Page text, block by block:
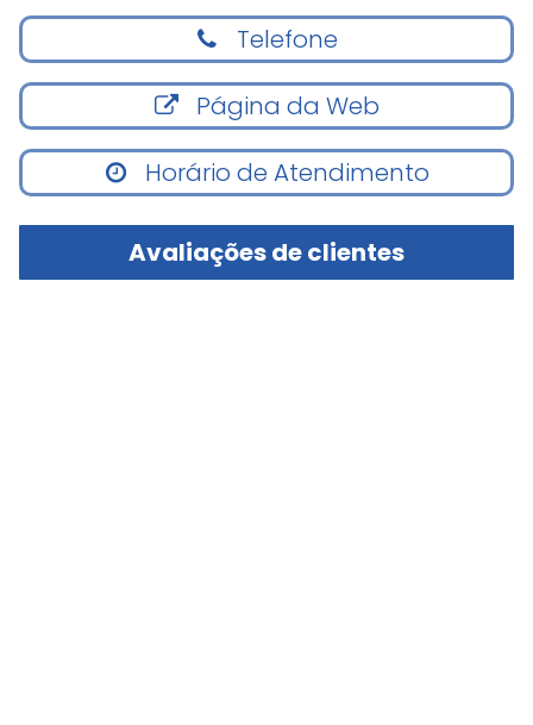
Telefone
Página da Web
Horário de Atendimento
Avaliações de clientes